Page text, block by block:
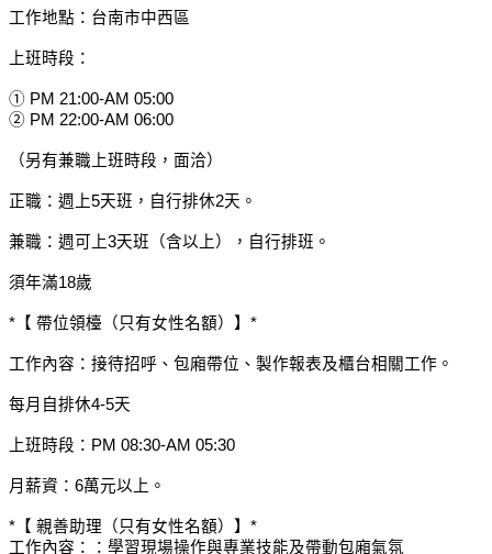
工作地點：台南市中西區
上班時段：
① PM 21:00-AM 05:00
② PM 22:00-AM 06:00
（另有兼職上班時段，面洽）
正職：週上5天班，自行排休2天。
兼職：週可上3天班（含以上），自行排班。
須年滿18歲
*【 帶位領檯（只有女性名額）】*
工作內容：接待招呼、包廂帶位、製作報表及櫃台相關工作。
每月自排休4-5天
上班時段：PM 08:30-AM 05:30
月薪資：6萬元以上。
*【 親善助理（只有女性名額）】*
工作內容：：學習現場操作與專業技能及帶動包廂氣氛